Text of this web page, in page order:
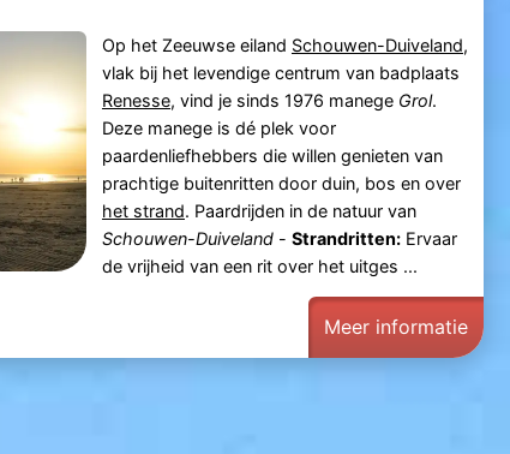
Op het Zeeuwse eiland Schouwen-Duiveland,
vlak bij het levendige centrum van badplaats
Renesse, vind je sinds 1976 manege Grol.
Deze manege is dé plek voor
paardenliefhebbers die willen genieten van
prachtige buitenritten door duin, bos en over
het strand. Paardrijden in de natuur van
Schouwen-Duiveland- Strandritten:Ervaar
de vrijheid van een rit over het uitges ...
Meer informatie